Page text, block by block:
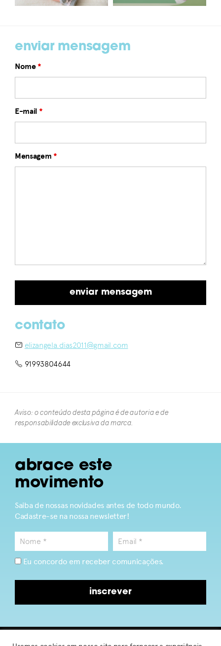
enviar mensagem
Nome *
E-mail *
Mensagem *
contato
elizangela.dias2011@gmail.com
91993804644
Aviso: o conteúdo desta página é de autoria e de
responsabilidade exclusiva da marca.​
abrace este
movimento
Saiba de nossas novidades antes de todo mundo.
Cadastre-se na nossa newsletter!
Eu concordo em receber comunicações.
inscrever